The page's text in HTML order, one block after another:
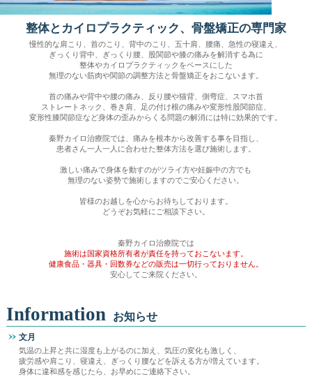
整体とカイロプラクティック、骨盤矯正の専門家
慢性的な肩こり、首のこり、背中のこり、五十肩、腰痛、急性の寝違え、
ぎっくり背中、ぎっくり腰、股関節や膝の痛みを解消する為に
整体やカイロプラクティックをベースにした
無理のない筋肉や関節の調整方法と骨盤矯正をおこないます。
首の痛みや背中や腰の痛み、反り腰や猫背、側弯症、スマホ首
ストレートネック、巻き肩、足の付け根の痛みや変形性股関節症、
変形性膝関節症など身体の歪みからくる問題の解消には特に効果的です。
秦野カイロ治療院では、痛みを根本から改善する事を目指し、
患者さん一人一人に合わせた整体方法を選び施術します。
激しい痛みで身体を動すのがツライ方や妊娠中の方でも
無理のない姿勢で施術しますのでご安心ください。
皆様のお越しを心からお待ちしております。
どうぞお気軽にご相談下さい。
秦野カイロ治療院では
施術は国家資格所有者が責任を持っておこないます。
健康食品・器具・回数券などの販売は一切行っておりません。
安心してご来院ください。
Information お知らせ
文月
気温の上昇と共に湿度も上がるのに加え、気圧の変化も激しく、
疲労感や肩こり、寝違え、ぎっくり腰などを訴える方が増えています。
身体に違和感を感じたら、お早めにご連絡下さい。